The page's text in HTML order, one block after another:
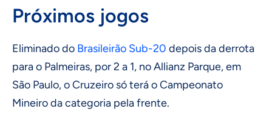
Próximos jogos
Eliminado do Brasileirão Sub-20 depois da derrota
para o Palmeiras, por 2 a 1, no Allianz Parque, em
São Paulo, o Cruzeiro só terá o Campeonato
Mineiro da categoria pela frente.